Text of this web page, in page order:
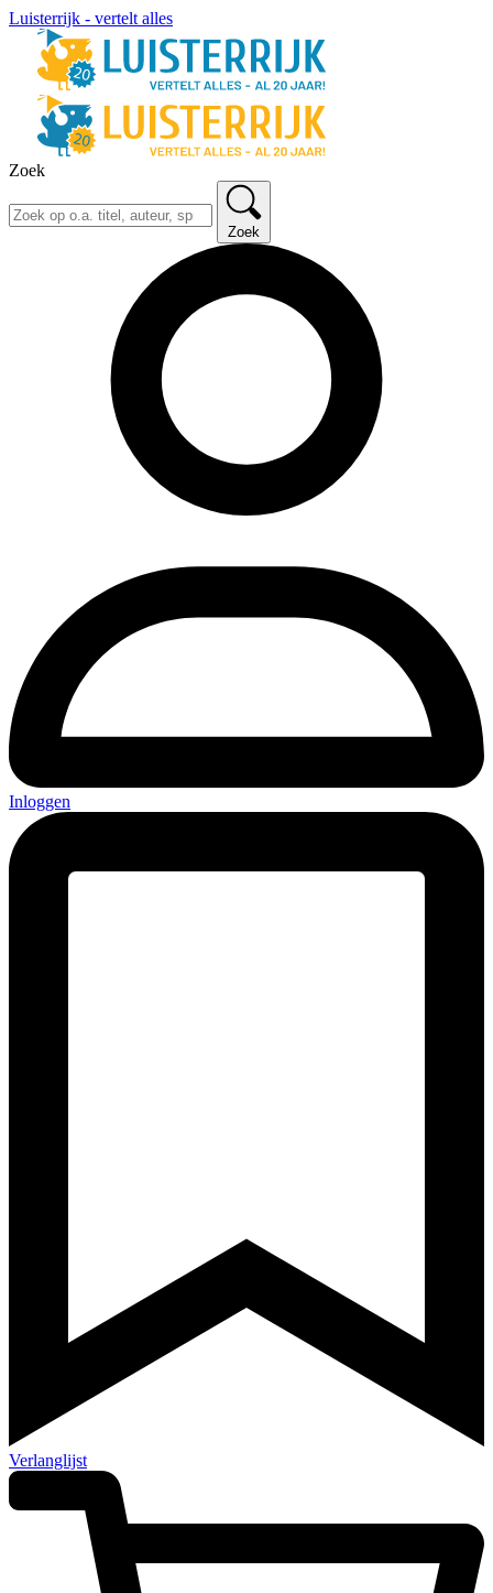
Luisterrijk - vertelt alles
Zoek
Zoek
Inloggen
Verlanglijst